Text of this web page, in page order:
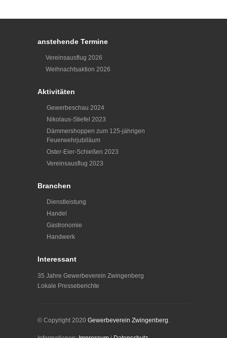
anstehende Termine
Vereinsausflug 2026
Weihnachtsaktion 2026
Aktivitäten
Gewerbeschau 2024
Nikolaus-Stiefel 2023
Dämmershoppen zum 125-jährigen
Feuerwehrjubiläum
Oster-Eier-Schießen 2023
Vereinsausflug 2023
Branchen
Dienstleistung
Handel
Gastronomie
Handwerk
Interessant
35 Jahre Gewerbeverein Zwingenberg
Lokale Presseberichte
© Copyright 2020 Gewerbeverein Zwingenberg.